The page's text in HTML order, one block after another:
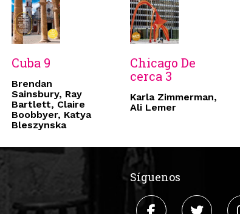
Cuba 9
Brendan
Sainsbury, Ray
Bartlett, Claire
Boobbyer, Katya
Bleszynska
Chicago De
cerca 3
Karla Zimmerman,
Ali Lemer
Síguenos